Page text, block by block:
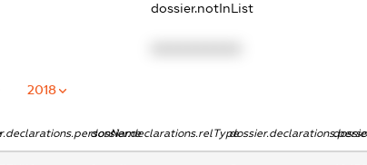
dossier.notInList
2018
dossier.declarations.relType